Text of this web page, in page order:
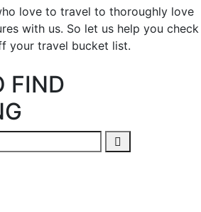
love to travel to thoroughly love
with us. So let us help you check
your travel bucket list.
FIND